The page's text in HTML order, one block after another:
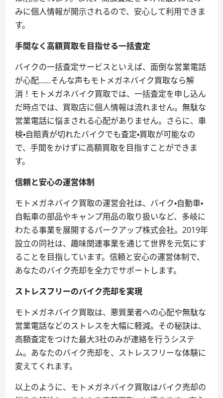
みに個人情報が開示されるので、安心して利用できま
す。
手間なく高額買取を目指せる一括査定
バイクの一括査定サービスといえば、面倒な営業電話
が心配……そんな声もモトメガネバイク買取なら解
消！モトメガネバイク買取では、一括査定を申し込ん
だ時点では、買取店に個人情報は流れません。無駄な
営業電話に悩まされる心配がありません。さらに、車
検・自賠責が切れたバイクでも査定・買取が可能なの
で、手間をかけずに高額買取を目指すことができま
す。
信頼と安心の運営体制
モトメガネバイク買取の運営会社は、バイク・自動車・
自転車の部品やキャンプ用品の取り扱いなど、多岐に
わたる事業を展開するパークアップ株式会社。2019年
設立の同社は、趣味関連事業を通じて世界を元気にす
ることを目指しています。信頼と安心の運営体制で、
あなたのバイク売却を全力でサポートします。
ストレスフリーのバイク売却を実現
モトメガネバイク買取は、悪質業者への心配や無駄な
営業電話などのストレスを大幅に軽減。その秘訣は、
高額査定をつけた最大3社のみが連絡を行うシステ
ム。あなたのバイク売却を、ストレスフリーな体験に
変えてくれます。
以上のように、モトメガネバイク買取はバイク売却の